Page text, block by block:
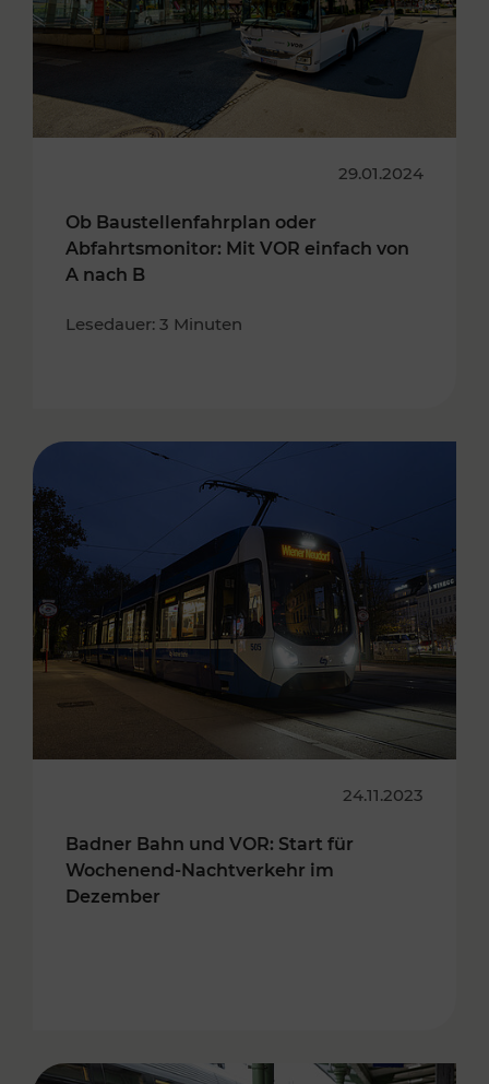
29.01.2024
Ob Baustellenfahrplan oder
Abfahrtsmonitor: Mit VOR einfach von
A nach B
Lesedauer: 3 Minuten
24.11.2023
Badner Bahn und VOR: Start für
Wochenend-Nachtverkehr im
Dezember